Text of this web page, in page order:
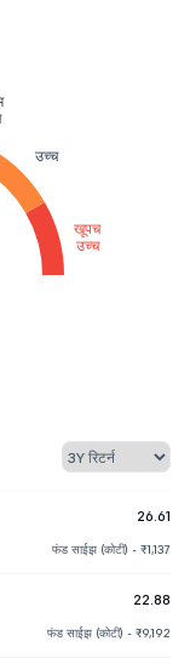
उच्च
खूपच
उच्च
26.61
फंड साईझ (कोटी) - ₹1,137
22.88
फंड साईझ (कोटी) - ₹9,192